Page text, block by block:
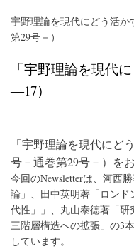
宇野理論を現代にどう活か
第29号－）
「宇野理論を現代
―17）
「宇野理論を現代にど
号－通巻第29号－）を
今回のNewsletterは、河西
論」、田中英明著「ロン
代性」」、丸山泰徳著「
三階層構造への拡張」の3
しています。